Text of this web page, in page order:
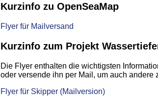
Kurzinfo zu OpenSeaMap
Flyer für Mailversand
Kurzinfo zum Projekt
Die Flyer enthalten die wichtigsten
oder versende ihn per Mail, um auch
Flyer für Skipper (Mailversion)